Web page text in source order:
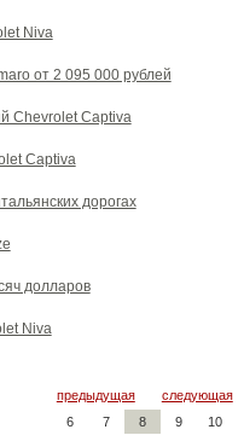
Niva
от 2 095 000 рублей
Chevrolet Captiva
Captiva
дорогах
долларов
Niva
предыдущая
следующая
6
7 8 9 10